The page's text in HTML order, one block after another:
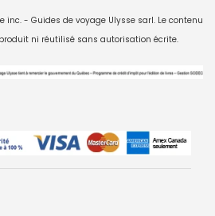
inc. - Guides de voyage Ulysse sarl. Le contenu
ni réutilisé sans autorisation écrite.